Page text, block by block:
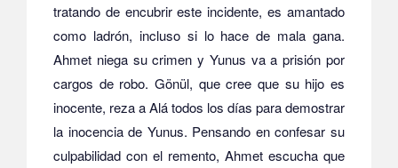
tratando de encubrir este incidente, es amantado
como ladrón, incluso si lo hace de mala gana.
Ahmet niega su crimen y Yunus va a prisión por
cargos de robo. Gönül, que cree que su hijo es
inocente, reza a Alá todos los días para demostrar
la inocencia de Yunus. Pensando en confesar su
culpabilidad con el remento, Ahmet escucha que